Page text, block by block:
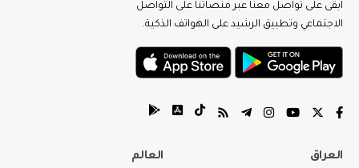
ابقى على تواصل معنا عبر منصاتنا على التواصل
الاجتماعي وتطبيق الرشيد على الهواتف الذكية.
العراق العالم